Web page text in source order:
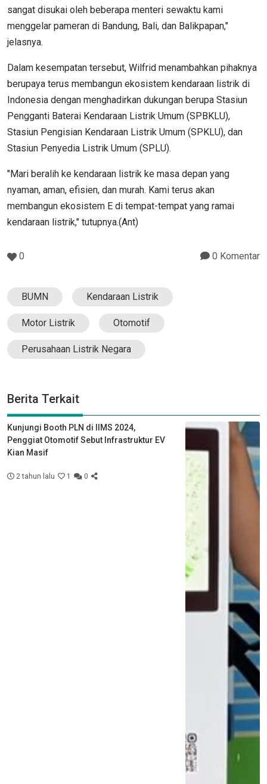
sangat disukai oleh beberapa menteri sewaktu kami
menggelar pameran di Bandung, Bali, dan Balikpapan,"
jelasnya.
Dalam kesempatan tersebut, Wilfrid menambahkan pihaknya
berupaya terus membangun ekosistem kendaraan listrik di
Indonesia dengan menghadirkan dukungan berupa Stasiun
Pengganti Baterai Kendaraan Listrik Umum (SPBKLU),
Stasiun Pengisian Kendaraan Listrik Umum (SPKLU), dan
Stasiun Penyedia Listrik Umum (SPLU).
"Mari beralih ke kendaraan listrik ke masa depan yang
nyaman, aman, efisien, dan murah. Kami terus akan
membangun ekosistem E di tempat-tempat yang ramai
kendaraan listrik," tutupnya.(Ant)
0 0 Komentar
BUMN Kendaraan Listrik
Motor Listrik Otomotif
Perusahaan Listrik Negara
Berita Terkait
Kunjungi Booth PLN di IIMS 2024,
Penggiat Otomotif Sebut Infrastruktur EV
Kian Masif
2 tahun lalu 1 0